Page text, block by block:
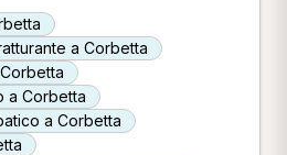
a Corbetta
a Corbetta
a Corbetta